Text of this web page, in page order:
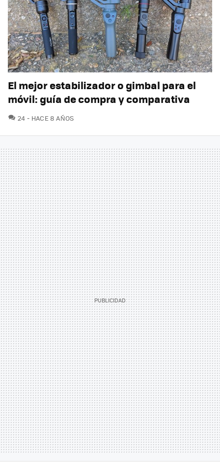
El mejor estabilizador o gimbal para el
móvil: guía de compra y comparativa
24 COMENTARIOS
HACE 8 AÑOS